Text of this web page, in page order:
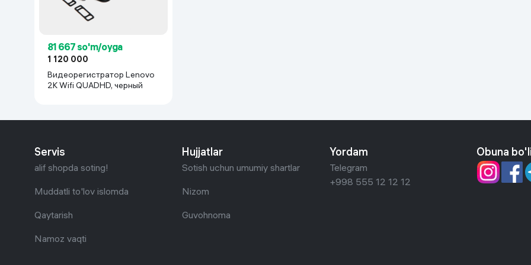
81 667 so'm/oyga
1 120 000
Видеорегистратор Lenovo
2K Wifi QUADHD, черный
Servis
alif shopda soting!
Muddatli to'lov islomda
Qaytarish
Namoz vaqti
Hujjatlar
Sotish uchun umumiy shartlar
Nizom
Guvohnoma
Yordam
Telegram
+998 555 12 12 12
Obuna